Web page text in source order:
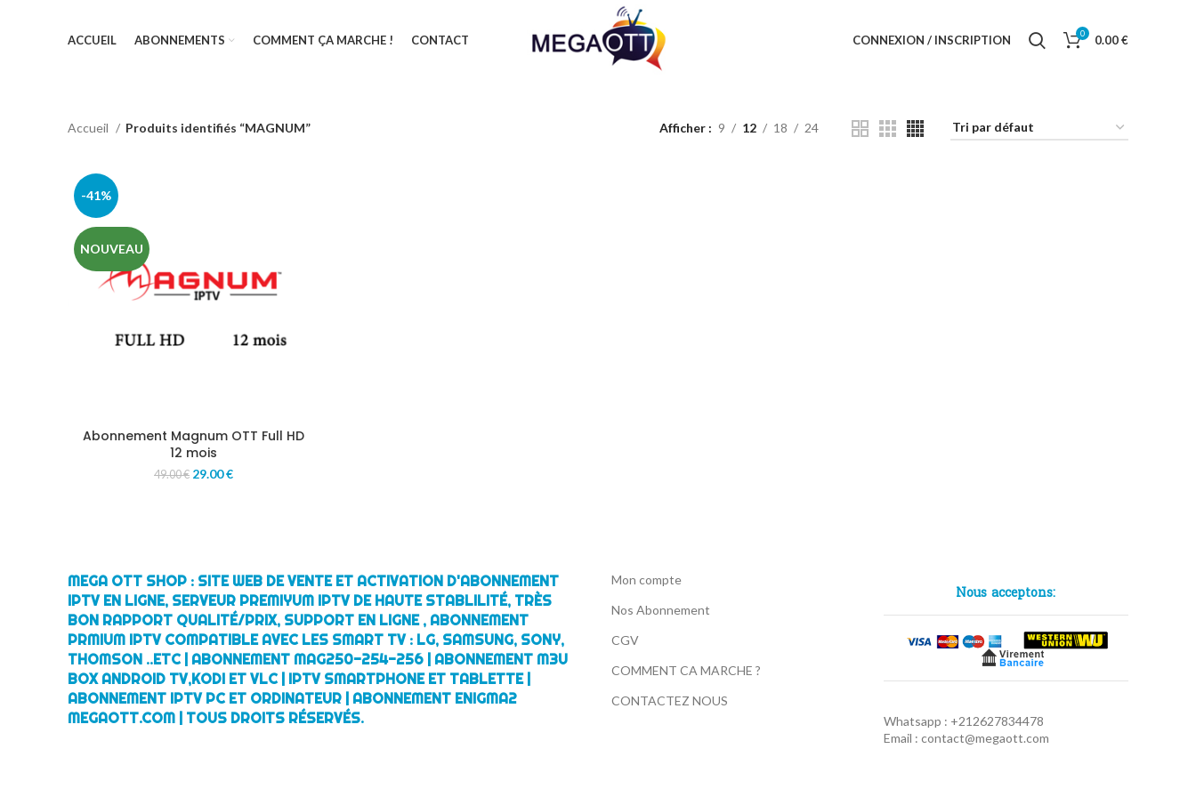
ACCUEIL ABONNEMENTS COMMENT ÇA MARCHE ! CONTACT CONNEXION / INSCRIPTION 0 0.00€
Accueil Produits identifiés “MAGNUM” Afficher 9 12 18 24
-41%
NOUVEAU
Abonnement Magnum OTT Full HD
12 mois
49.00€ 29.00€
MEGA OTT SHOP : SITE WEB DE VENTE ET ACTIVATION D'ABONNEMENT
IPTV EN LIGNE, SERVEUR PREMIYUM IPTV DE HAUTE STABLILITÉ, TRÈS
BON RAPPORT QUALITÉ/PRIX, SUPPORT EN LIGNE , ABONNEMENT
PRMIUM IPTV COMPATIBLE AVEC LES SMART TV : LG, SAMSUNG, SONY,
THOMSON ..ETC | ABONNEMENT MAG250-254-256 | ABONNEMENT M3U
BOX ANDROID TV,KODI ET VLC | IPTV SMARTPHONE ET TABLETTE |
ABONNEMENT IPTV PC ET ORDINATEUR | ABONNEMENT ENIGMA2
MEGAOTT.COM | TOUS DROITS RÉSERVÉS.
Mon compte
Nos Abonnement
CGV
COMMENT CA MARCHE ?
CONTACTEZ NOUS
Nous acceptons:
Whatsapp : +212627834478
Email : contact@megaott.com